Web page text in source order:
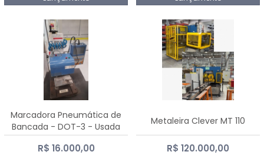
Marcadora Pneumática de
Bancada - DOT-3 - Usada
R$ 16.000,00
Metaleira Clever MT 110
R$ 120.000,00